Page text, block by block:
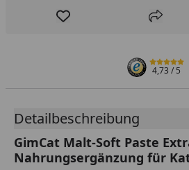
Produkt zur Teilen
4,73/ 5
Detailbeschreibung
GimCat Malt-Soft Paste
Nahrungsergänzung für